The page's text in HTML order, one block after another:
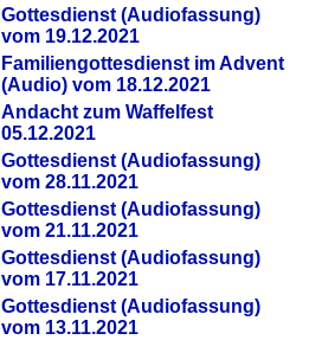
Gottesdienst (Audiofassung)
vom 19.12.2021
Familiengottesdienst im Advent
(Audio) vom 18.12.2021
Andacht zum Waffelfest
05.12.2021
Gottesdienst (Audiofassung)
vom 28.11.2021
Gottesdienst (Audiofassung)
vom 21.11.2021
Gottesdienst (Audiofassung)
vom 17.11.2021
Gottesdienst (Audiofassung)
vom 13.11.2021